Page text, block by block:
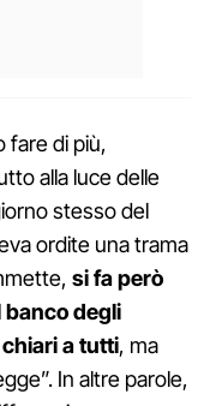
fare di più,
alla luce delle
stesso del
ordite una trama
si fa però
banco degli
a tutti, ma
In altre parole,